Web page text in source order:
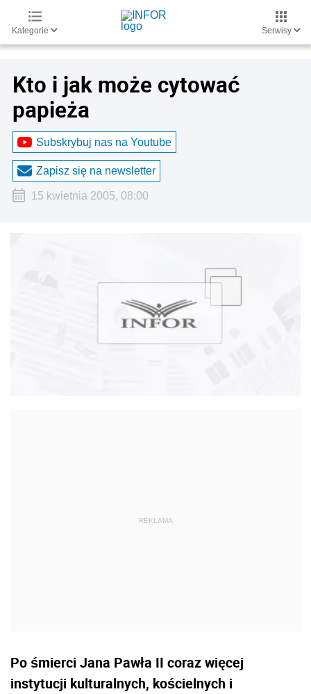
Kategorie Serwisy
Kto i jak może cytować
papieża
Subskrybuj nas na Youtube
Zapisz się na newsletter
15 kwietnia 2005, 08:00
Po śmierci Jana Pawła II coraz więcej
instytucji kulturalnych, kościelnych i